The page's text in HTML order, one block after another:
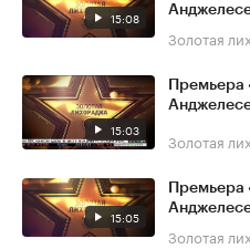
15:08
Золотая
15:03
Премьера
Золотая
15:05
Премьера
Золотая